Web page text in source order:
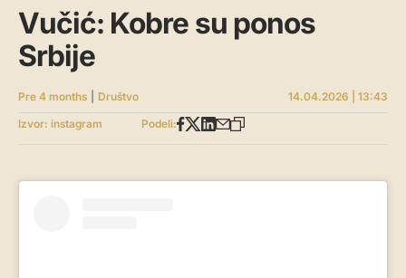
Vučić: Kobre su ponos
Srbije
Pre 4 months Društvo
14.04.2026 | 13:43
Izvor: instagram
Podeli: